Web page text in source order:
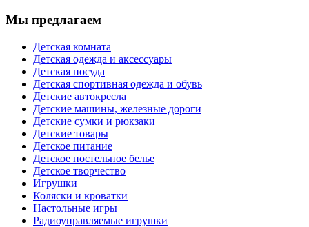
Мы предлагаем
Детская комната
Детская одежда и аксессуары
Детская посуда
Детская спортивная одежда и обувь
Детские автокресла
Детские машины, железные дороги
Детские сумки и рюкзаки
Детские товары
Детское питание
Детское постельное белье
Детское творчество
Игрушки
Коляски и кроватки
Настольные игры
Радиоуправляемые игрушки